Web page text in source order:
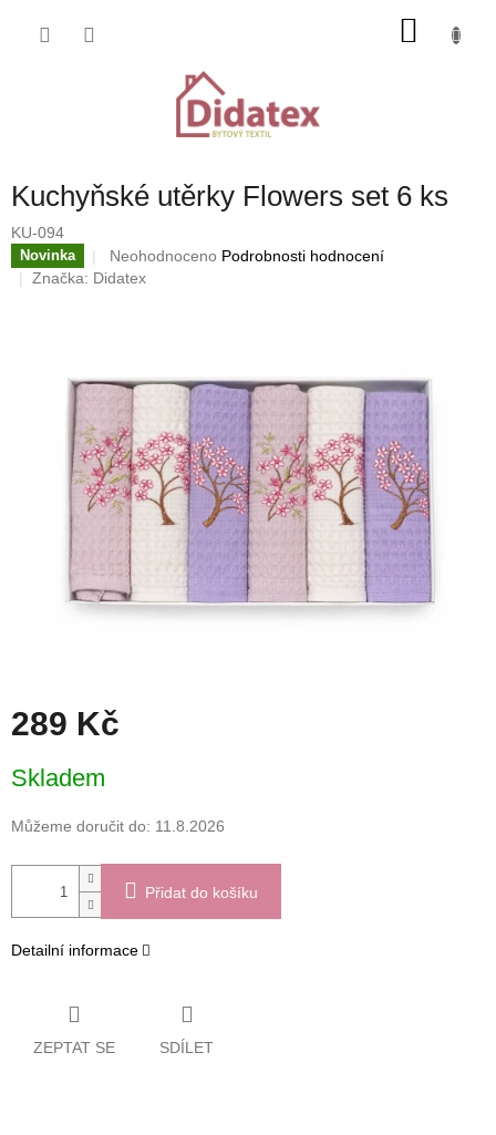
Kuchyňské utěrky Flowers set 6 ks
KU-094
Novinka
Průměrné
hodnocení
5
hvězdiček.
Neohodnoceno Podrobnosti hodnocení
Značka: Didatex
289 Kč
cena:
Skladem
Můžeme doručit do: 11.8.2026
Přidat do košíku
Detailní informace
ZEPTAT SE SDÍLET